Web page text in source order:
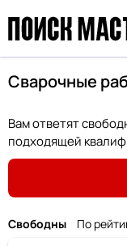
Сварочные
Вам ответят
подходящей
Свободны По